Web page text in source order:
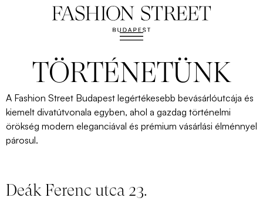
TÖRTÉNETÜNK
A Fashion Street Budapest legértékesebb bevásárlóutcája és
kiemelt divatútvonala egyben, ahol a gazdag történelmi
örökség modern eleganciával és prémium vásárlási élménnyel
párosul.
Deák Ferenc utca 23.